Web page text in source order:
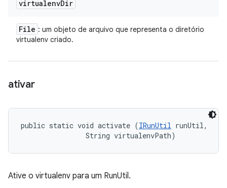
virtualenvDir
File : um objeto de arquivo que representa o diretório
virtualenv criado.
ativar
public static void activate (IRunUtil runUtil,
                String virtualenvPath)
Ative o virtualenv para um RunUtil.